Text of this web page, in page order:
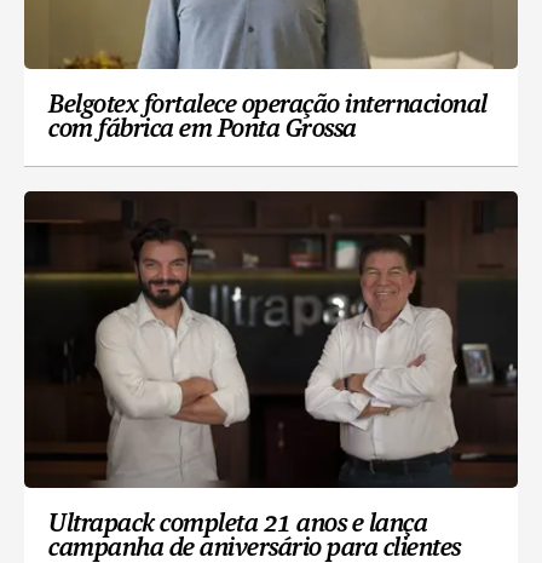
Belgotex fortalece operação internacional
com fábrica em Ponta Grossa
Ultrapack completa 21 anos e lança
campanha de aniversário para clientes